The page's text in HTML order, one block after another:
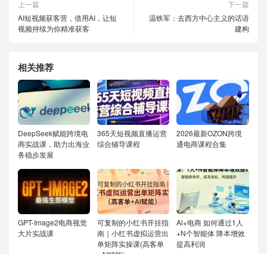
上一篇
AI短视频获客营，借用AI，让短
视频持续为你精准获客
下一篇
温铁军：去西方中心主义的话语
建构
相关推荐
DeepSeek赋能跨境电
商实战课，助力出海业
务稳步发展
365天短视频直播运营
综合辅导课程
2026最新OZON跨境
通电商课程合集
GPT-Image2电商视觉
大片实战课
可复制的小红书开挂指
南｜小红书虚拟运营出
单矩阵实操课(高客单
Al+电商 如何通过1人
+N个智能体 降本增效
提高利润